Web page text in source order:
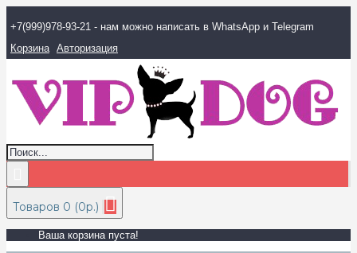
+7(999)978-93-21 - нам можно написать в WhatsApp и Telegram
Корзина Авторизация
Товаров 0 (0р.)
Ваша корзина пуста!